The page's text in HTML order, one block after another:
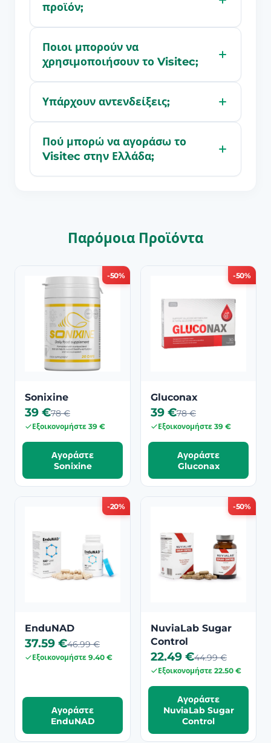
προϊόν;
Ποιοι μπορούν να
χρησιμοποιήσουν το Visitec;
Υπάρχουν αντενδείξεις;
Πού μπορώ να αγοράσω το
Visitec στην Ελλάδα;
Παρόμοια Προϊόντα
-50%
Sonixine
39 €78 €
Εξοικονομήστε 39 €
Αγοράστε
Sonixine
-50%
Gluconax
39 €78 €
Εξοικονομήστε 39 €
Αγοράστε
Gluconax
-20%
EnduNAD
37.59 €46.99 €
Εξοικονομήστε 9.40 €
Αγοράστε
EnduNAD
-50%
NuviaLab Sugar
Control
22.49 €44.99 €
Εξοικονομήστε 22.50 €
Αγοράστε
NuviaLab Sugar
Control